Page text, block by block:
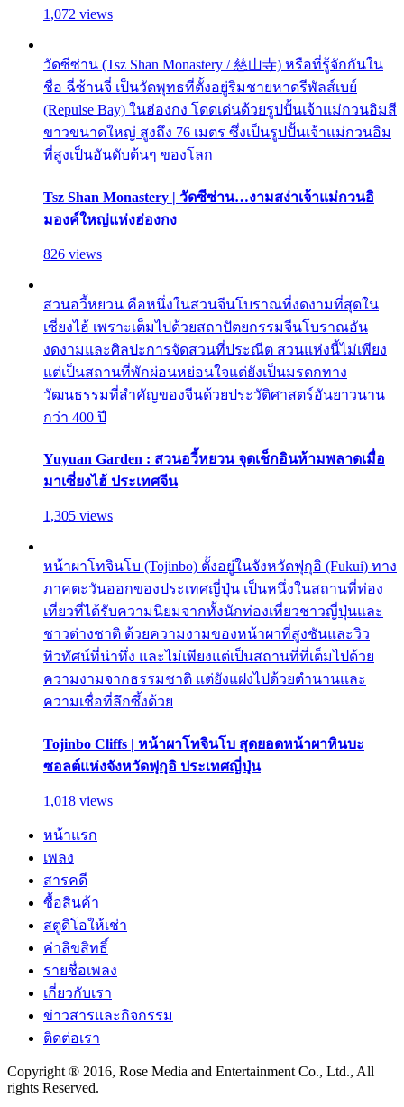
1,072 views
วัดซีซ่าน (Tsz Shan Monastery / 慈山寺) หรือที่รู้จักกันใน
ชื่อ ฉี่ซ้านจี๋ เป็นวัดพุทธที่ตั้งอยู่ริมชายหาดรีพัลส์เบย์
(Repulse Bay) ในฮ่องกง โดดเด่นด้วยรูปปั้นเจ้าแม่กวนอิมสี
ขาวขนาดใหญ่ สูงถึง 76 เมตร ซึ่งเป็นรูปปั้นเจ้าแม่กวนอิม
ที่สูงเป็นอันดับต้นๆ ของโลก
Tsz Shan Monastery | วัดซีซ่าน…งามสง่าเจ้าแม่กวนอิ
มองค์ใหญ่แห่งฮ่องกง
826 views
สวนอวี้หยวน คือหนึ่งในสวนจีนโบราณที่งดงามที่สุดใน
เซี่ยงไฮ้ เพราะเต็มไปด้วยสถาปัตยกรรมจีนโบราณอัน
งดงามและศิลปะการจัดสวนที่ประณีต สวนแห่งนี้ไม่เพียง
แต่เป็นสถานที่พักผ่อนหย่อนใจแต่ยังเป็นมรดกทาง
วัฒนธรรมที่สำคัญของจีนด้วยประวัติศาสตร์อันยาวนาน
กว่า 400 ปี
Yuyuan Garden : สวนอวี้หยวน จุดเช็กอินห้ามพลาดเมื่อ
มาเซี่ยงไฮ้ ประเทศจีน
1,305 views
หน้าผาโทจินโบ (Tojinbo) ตั้งอยู่ในจังหวัดฟุกุอิ (Fukui) ทาง
ภาคตะวันออกของประเทศญี่ปุ่น เป็นหนึ่งในสถานที่ท่อง
เที่ยวที่ได้รับความนิยมจากทั้งนักท่องเที่ยวชาวญี่ปุ่นและ
ชาวต่างชาติ ด้วยความงามของหน้าผาที่สูงชันและวิว
ทิวทัศน์ที่น่าทึ่ง และไม่เพียงแต่เป็นสถานที่ที่เต็มไปด้วย
ความงามจากธรรมชาติ แต่ยังแฝงไปด้วยตำนานและ
ความเชื่อที่ลึกซึ้งด้วย
Tojinbo Cliffs | หน้าผาโทจินโบ สุดยอดหน้าผาหินบะ
ซอลต์แห่งจังหวัดฟุกุอิ ประเทศญี่ปุ่น
1,018 views
หน้าแรก
เพลง
สารคดี
ซื้อสินค้า
สตูดิโอให้เช่า
ค่าลิขสิทธิ์
รายชื่อเพลง
เกี่ยวกับเรา
ข่าวสารและกิจกรรม
ติดต่อเรา
Copyright ® 2016, Rose Media and Entertainment Co., Ltd., All
rights Reserved.